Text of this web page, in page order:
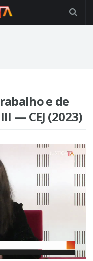
e de
— CEJ (2023)